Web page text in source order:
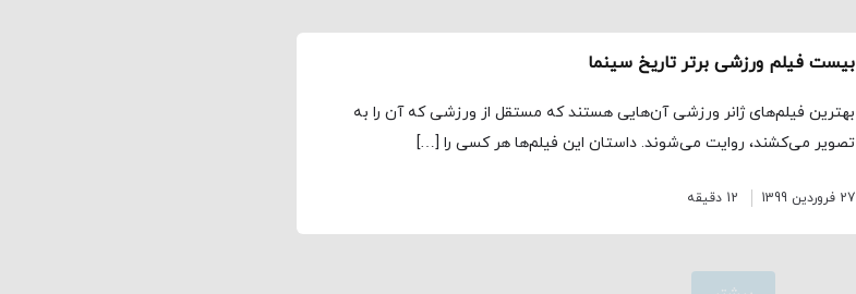
بیست فیلم ورزشی برتر تاریخ سینما
بهترین فیلم‌های ژانر ورزشی آن‌هایی هستند که مستقل از ورزشی که آن را به
تصویر می‌کشند، روایت می‌شوند. داستان‌ این فیلم‌ها هر کسی را […]
27 فروردین 1399 12 دقیقه